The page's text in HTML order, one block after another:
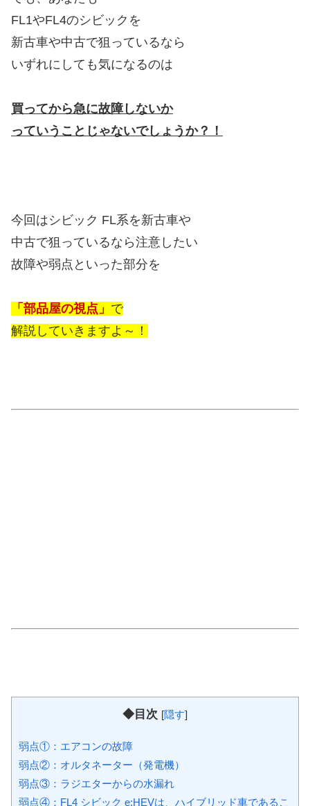
FL1やFL4のシビックを
新古車や中古で狙っているなら
いずれにしても気になるのは
買ってから急に故障しないか
っていうことじゃないでしょうか？！
今回はシビック FL系を新古車や
中古で狙っているなら注意したい
故障や弱点といった部分を
「部品屋の視点」 で
解説していきますよ～！
◆目次 [隠す]
弱点①：エアコンの故障
弱点②：オルタネーター（発電機）
弱点③：ラジエターからの水漏れ
弱点④：FL4 シビック e:HEVは、ハイブリッド車であるこ